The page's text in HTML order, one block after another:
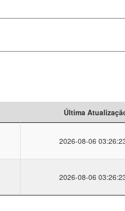
Última
2026-08-06
2026-08-06